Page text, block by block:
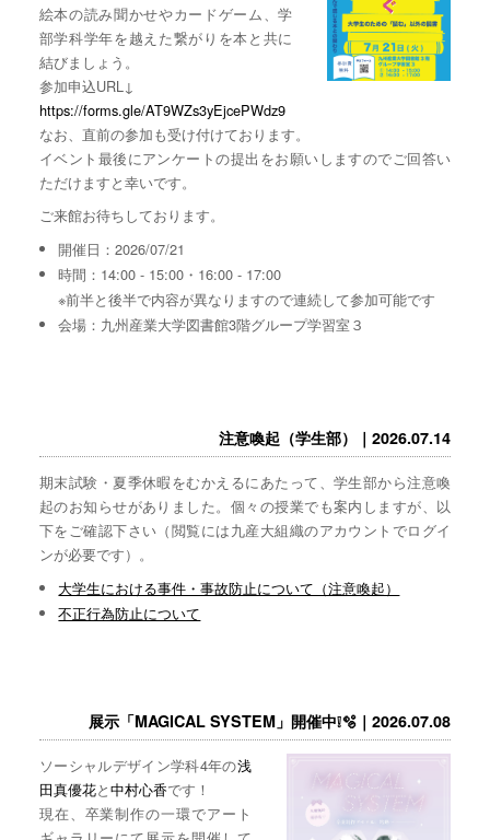
絵本の読み聞かせやカードゲーム、学
部学科学年を越えた繋がりを本と共に
結びましょう。
参加申込URL↓
https://forms.gle/AT9WZs3yEjcePWdz9
なお、直前の参加も受け付けております。
イベント最後にアンケートの提出をお願いしますのでご回答い
ただけますと幸いです。
ご来館お待ちしております。
開催日：2026/07/21
時間：14:00 - 15:00・16:00 - 17:00
※前半と後半で内容が異なりますので連続して参加可能です
会場：九州産業大学図書館3階グループ学習室３
注意喚起（学生部）｜2026.07.14
期末試験・夏季休暇をむかえるにあたって、学生部から注意喚
起のお知らせがありました。個々の授業でも案内しますが、以
下をご確認下さい（閲覧には九産大組織のアカウントでログイ
ンが必要です）。
大学生における事件・事故防止について（注意喚起）
不正行為防止について
展示「MAGICAL SYSTEM」開催中❕🫧｜2026.07.08
ソーシャルデザイン学科4年の浅
田真優花と中村心香です！
現在、卒業制作の一環でアート